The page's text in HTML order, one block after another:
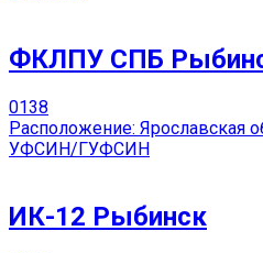
ФКЛПУ СПБ
0138
Расположение: Ярославская
УФСИН/ГУФСИН
ИК-12 Рыбинск